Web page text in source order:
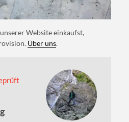
Website einkaufst,
Über uns.